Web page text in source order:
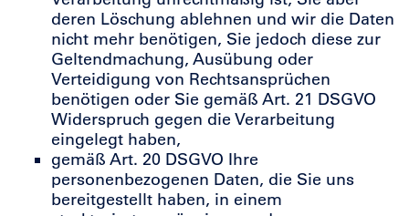
deren Löschung ablehnen und wir die Daten
nicht mehr benötigen, Sie jedoch diese zur
Geltendmachung, Ausübung oder
Verteidigung von Rechtsansprüchen
benötigen oder Sie gemäß Art. 21 DSGVO
Widerspruch gegen die Verarbeitung
eingelegt haben,
gemäß Art. 20 DSGVO Ihre
personenbezogenen Daten, die Sie uns
bereitgestellt haben, in einem